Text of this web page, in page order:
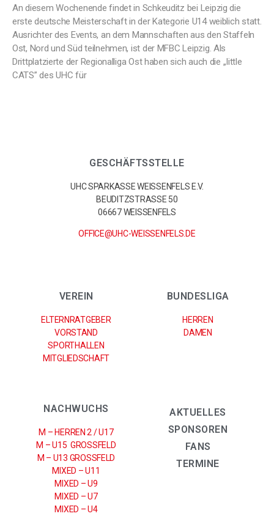
An diesem Wochenende findet in Schkeuditz bei Leipzig die
erste deutsche Meisterschaft in der Kategorie U14 weiblich statt.
Ausrichter des Events, an dem Mannschaften aus den Staffeln
Ost, Nord und Süd teilnehmen, ist der MFBC Leipzig. Als
Drittplatzierte der Regionalliga Ost haben sich auch die ,,little
CATS” des UHC für
GESCHÄFTSSTELLE
UHC SPARKASSE WEISSENFELS E.V.
BEUDITZSTRASSE 50
06667 WEISSENFELS
OFFICE@UHC-WEISSENFELS.DE
VEREIN
ELTERNRATGEBER
VORSTAND
SPORTHALLEN
MITGLIEDSCHAFT
BUNDESLIGA
HERREN
DAMEN
NACHWUCHS
M – HERREN 2 / U17
M – U15 GROSSFELD
M – U13 GROSSFELD
MIXED – U11
MIXED – U9
MIXED – U7
MIXED – U4
AKTUELLES
SPONSOREN
FANS
TERMINE